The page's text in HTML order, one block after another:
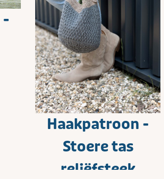
-
Haakpatroon -
Stoere tas
reliëfsteek